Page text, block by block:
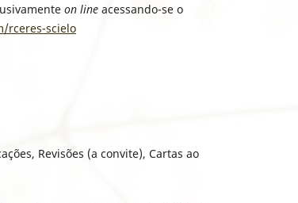
on line acessando-se o
rceres-scielo
Revisões (a convite), Cartas ao